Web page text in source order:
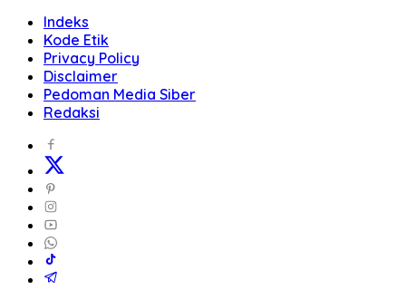
Indeks
Kode Etik
Privacy Policy
Disclaimer
Pedoman Media Siber
Redaksi